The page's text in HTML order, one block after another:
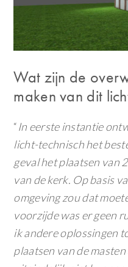
Wat zijn de
maken van dit
“In eerste instantie
licht-technisch het
geval het plaatsen van
van de kerk. Op basis
omgeving zou dat
voorzijde was er geen
ik andere oplossingen
plaatsen van de